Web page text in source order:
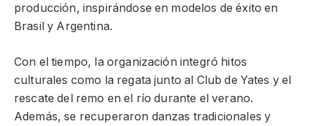
producción, inspirándose en modelos de éxito en
Brasil y Argentina.
Con el tiempo, la organización integró hitos
culturales como la regata junto al Club de Yates y el
rescate del remo en el río durante el verano.
Además, se recuperaron danzas tradicionales y